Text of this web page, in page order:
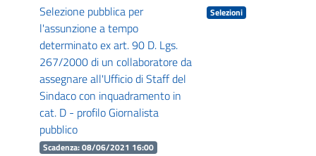
Selezione pubblica per
l'assunzione a tempo
determinato ex art. 90 D. Lgs.
267/2000 di un collaboratore da
assegnare all'Ufficio di Staff del
Sindaco con inquadramento in
cat. D - profilo Giornalista
pubblico
Scadenza: 08/06/2021 16:00
Selezioni